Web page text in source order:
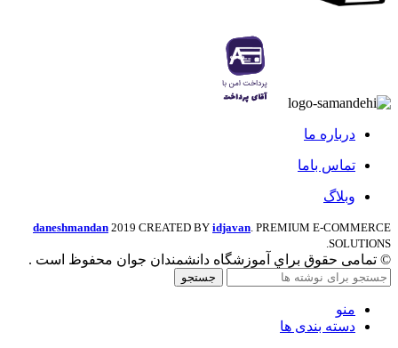
درباره ما
تماس باما
وبلاگ
daneshmandan 2019 CREATED BY idjavan . PREMIUM E-COMMERCE
SOLUTIONS.
© تمامی حقوق براي آموزشگاه دانشمندان جوان محفوظ است .
جستجو
منو
دسته بندی ها